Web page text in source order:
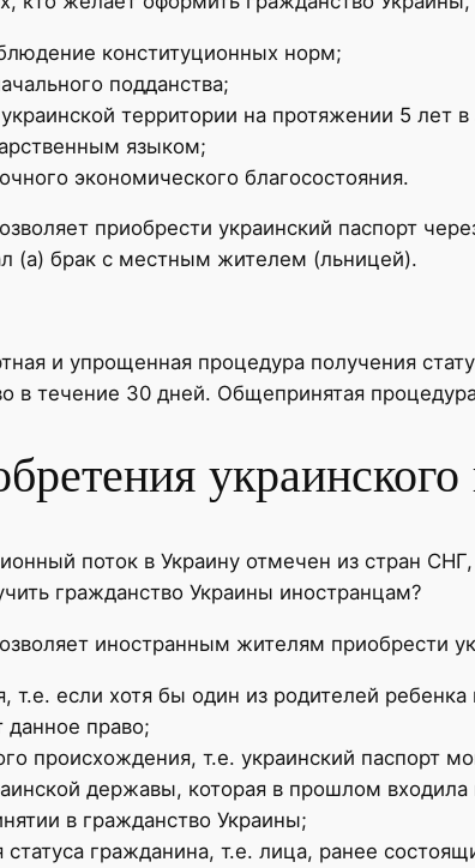
конституционных норм;
подданства;
территории на протяжении 5 лет в
языком;
экономического благосостояния.
приобрести украинский паспорт
(а) брак с местным жителем (льницей).
и упрощенная процедура получения
в течение 30 дней. Общепринятая
поток в Украину отмечен из стран
гражданство Украины иностранцам?
иностранным жителям приобрести
т.е. если хотя бы один из родителей
данное право;
происхождения, т.е. украинский паспорт
державы, которая в прошлом
в гражданство Украины;
статуса гражданина, т.е. лица, ранее